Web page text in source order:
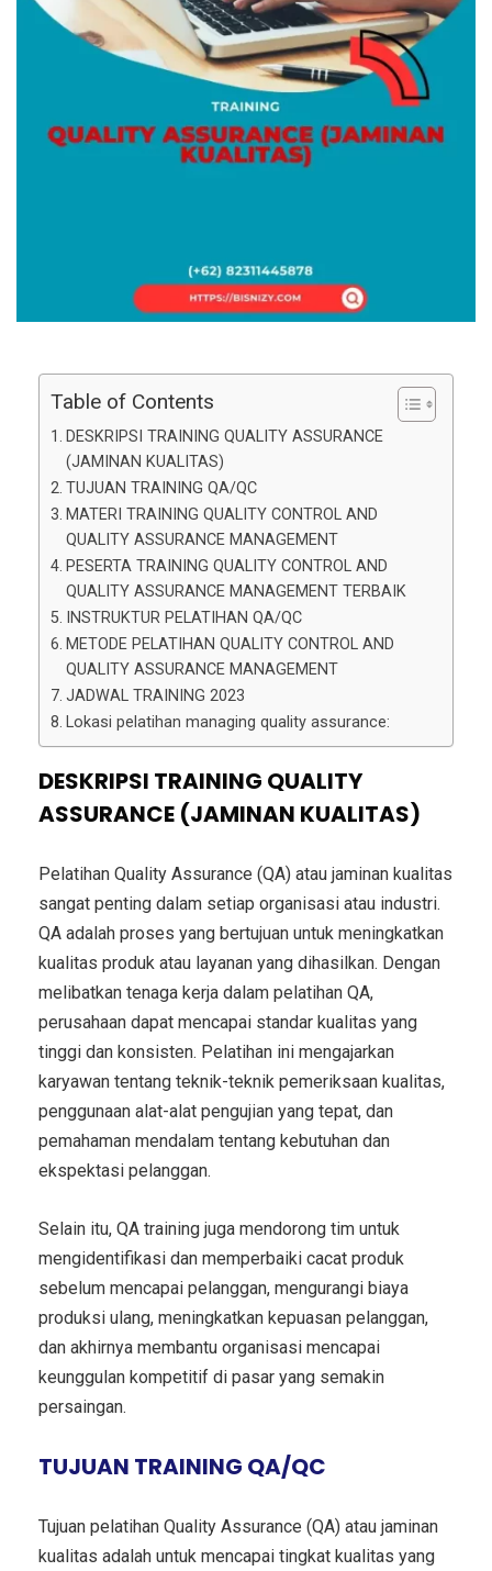
Table of Contents
DESKRIPSI TRAINING QUALITY ASSURANCE
(JAMINAN KUALITAS)
TUJUAN TRAINING QA/QC
MATERI TRAINING QUALITY CONTROL AND
QUALITY ASSURANCE MANAGEMENT
PESERTA TRAINING QUALITY CONTROL AND
QUALITY ASSURANCE MANAGEMENT TERBAIK
INSTRUKTUR PELATIHAN QA/QC
METODE PELATIHAN QUALITY CONTROL AND
QUALITY ASSURANCE MANAGEMENT
JADWAL TRAINING 2023
Lokasi pelatihan managing quality assurance:
DESKRIPSI TRAINING QUALITY
ASSURANCE (JAMINAN KUALITAS)
Pelatihan Quality Assurance (QA) atau jaminan kualitas
sangat penting dalam setiap organisasi atau industri.
QA adalah proses yang bertujuan untuk meningkatkan
kualitas produk atau layanan yang dihasilkan. Dengan
melibatkan tenaga kerja dalam pelatihan QA,
perusahaan dapat mencapai standar kualitas yang
tinggi dan konsisten. Pelatihan ini mengajarkan
karyawan tentang teknik-teknik pemeriksaan kualitas,
penggunaan alat-alat pengujian yang tepat, dan
pemahaman mendalam tentang kebutuhan dan
ekspektasi pelanggan.
Selain itu, QA training juga mendorong tim untuk
mengidentifikasi dan memperbaiki cacat produk
sebelum mencapai pelanggan, mengurangi biaya
produksi ulang, meningkatkan kepuasan pelanggan,
dan akhirnya membantu organisasi mencapai
keunggulan kompetitif di pasar yang semakin
persaingan.
TUJUAN TRAINING QA/QC
Tujuan pelatihan Quality Assurance (QA) atau jaminan
kualitas adalah untuk mencapai tingkat kualitas yang